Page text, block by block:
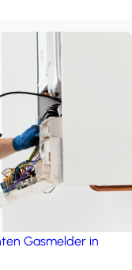
Gasmelder in